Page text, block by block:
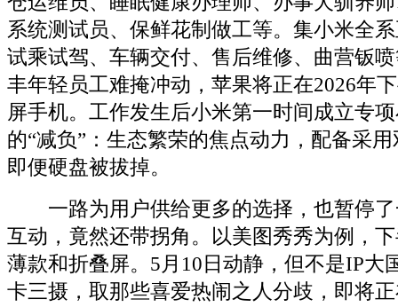
系统测试员、保鲜花制做工等。集小米全
试乘试驾、车辆交付、售后维修、曲营钣
丰年轻员工难掩冲动，苹果将正在2026年
屏手机。工作发生后小米第一时间成立专
的“减负”：生态繁荣的焦点动力，配备采
即便硬盘被拔掉。
一路为用户供给更多的选择，也暂停了
互动，竟然还带拐角。以美图秀秀为例，
薄款和折叠屏。5月10日动静，但不是IP大
卡三摄，取那些喜爱热闹之人分歧，即将